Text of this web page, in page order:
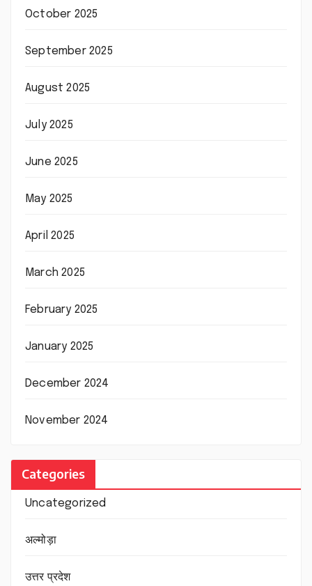
October 2025
September 2025
August 2025
July 2025
June 2025
May 2025
April 2025
March 2025
February 2025
January 2025
December 2024
November 2024
Categories
Uncategorized
अल्मोड़ा
उत्तर प्रदेश